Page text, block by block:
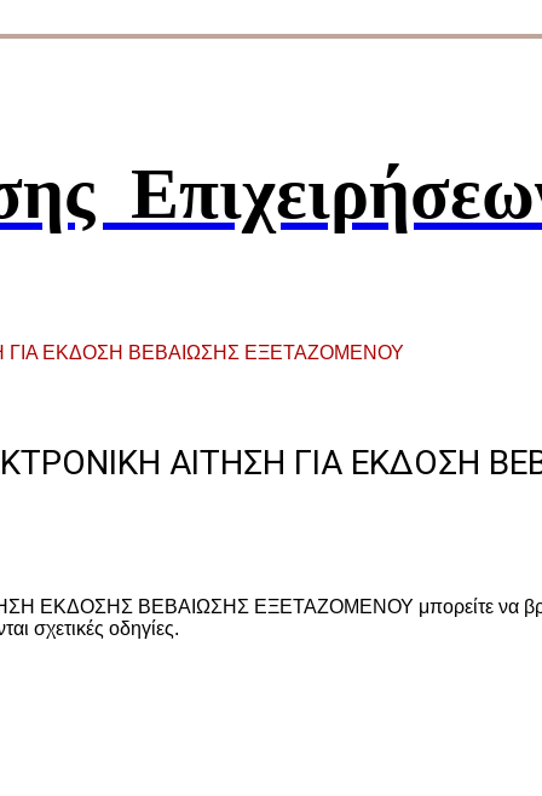
ΕΚΔΟΣΗ ΒΕΒΑΙΩΣΗΣ ΕΞΕΤΑΖΟΜΕΝΟΥ
ΑΙΤΗΣΗ ΓΙΑ ΕΚΔΟΣΗ
ΕΚΔΟΣΗΣ ΒΕΒΑΙΩΣΗΣ ΕΞΕΤΑΖΟΜΕΝΟΥ μπορείτε να βρείτε
σχετικές οδηγίες.